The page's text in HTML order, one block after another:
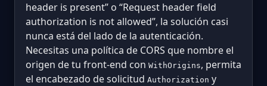
header is present” o “Request header field
authorization is not allowed”, la solución casi
nunca está del lado de la autenticación.
Necesitas una política de CORS que nombre el
origen de tu front-end con WithOrigins, permita
el encabezado de solicitud Authorization y